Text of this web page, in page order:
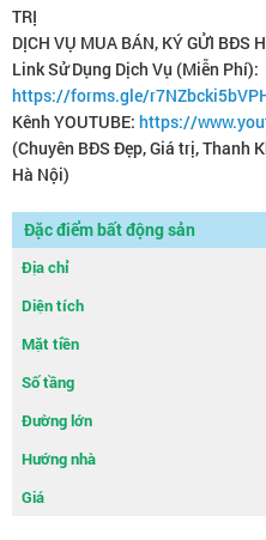
TRỊ
DỊCH VỤ MUA BÁN, KÝ GỬI BĐS
Link Sử Dụng Dịch Vụ (Miễn Phí):
https://forms.gle/
Kênh YOUTUBE: https://
(Chuyên BĐS Đẹp, Giá trị, Thanh
Hà Nội)
Đặc điểm bất động sản
Địa chỉ
Diện tích
Mặt tiền
Số tầng
Đường lớn
Hướng nhà
Giá